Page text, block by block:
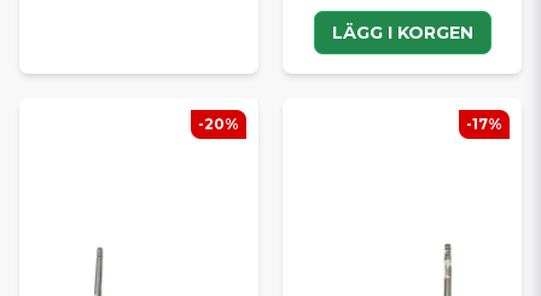
LÄGG I KORGEN
-20% -17%